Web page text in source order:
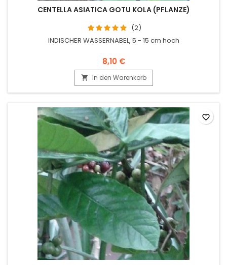
CENTELLA ASIATICA GOTU KOLA (PFLANZE)
(2)
INDISCHER WASSERNABEL, 5 - 15 cm hoch
8,10 €
 In den Warenkorb
favorite_border